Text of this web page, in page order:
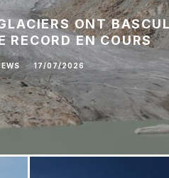
ONT
RECORD EN COURS
· 17/07/2026